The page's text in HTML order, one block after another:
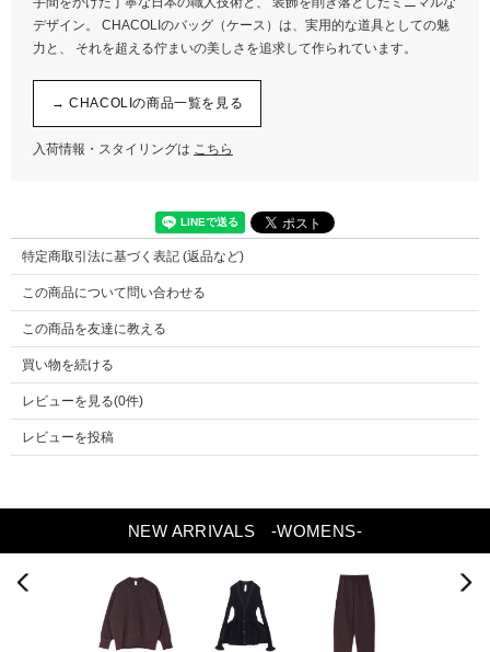
Previou
s
Next
高さ
22
まち
12
デザイン。 CHACOLIのバッグ（ケース）は、実用的な道具としての魅
力と、 それを超える佇まいの美しさを追求して作られています。
→ CHACOLIの商品一覧を見る
入荷情報・スタイリングは こちら
特定商取引法に基づく表記 (返品など)
この商品について問い合わせる
この商品を友達に教える
買い物を続ける
レビューを見る(0件)
レビューを投稿
NEW ARRIVALS -WOMENS-